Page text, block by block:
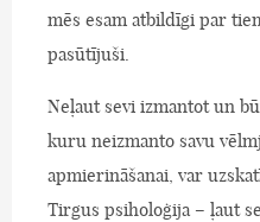
mēs esam atbildīgi par
pasūtījuši.
Neļaut sevi izmantot un
kuru neizmanto savu
apmierināšanai, var
Tirgus psiholoģija – ļaut